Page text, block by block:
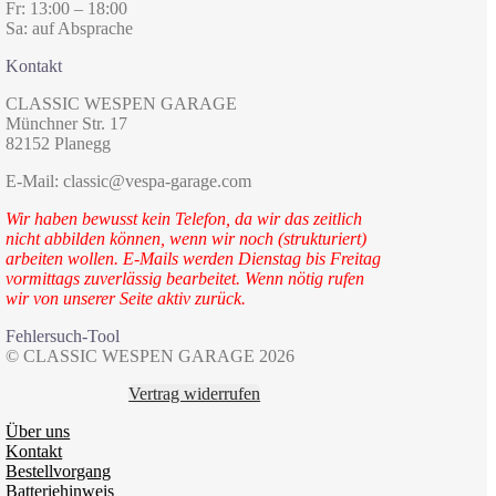
Fr: 13:00 – 18:00
Sa: auf Absprache
Kontakt
CLASSIC WESPEN GARAGE
Münchner Str. 17
82152 Planegg
E-Mail: classic@vespa-garage.com
Wir haben bewusst kein Telefon, da wir das zeitlich
nicht abbilden können, wenn wir noch (strukturiert)
arbeiten wollen. E-Mails werden Dienstag bis Freitag
vormittags zuverlässig bearbeitet. Wenn nötig rufen
wir von unserer Seite aktiv zurück.
Fehlersuch-Tool
© CLASSIC WESPEN GARAGE 2026
Vertrag widerrufen
Über uns
Kontakt
Bestellvorgang
Batteriehinweis